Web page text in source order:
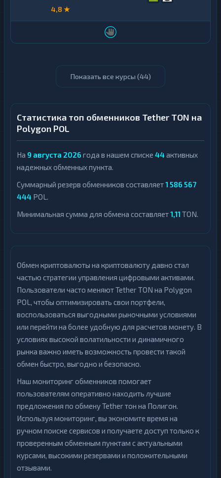
4,8 ★
Показать все курсы (44)
Статистика топ обменников Tether TON на
Polygon POL
На 9 августа 2026 года в нашем списке 44активных
надежных обменных пункта.
Суммарный резерв обменников составляет1 586 567
444 POL.
Минимальная сумма для обмена составляет1,11 TON.
Обмен криптовалюты на криптовалюту давно стал
частью стратегии управления цифровыми активами.
Пользователи часто меняют Tether TON на Polygon
POL, чтобы оптимизировать свои портфели,
воспользоваться выгодными рыночными условиями
или перейти на более удобную для расчетов монету. В
условиях высокой волатильности и динамичного
рынка важно иметь возможность провести такой
обмен быстро, выгодно и безопасно.
Наш мониторинг обменников помогает
пользователям оперативно находить лучшие
предложения по обмену Tether тон на Полигон.
Используя мониторинг, вы экономите время на
ручном поиске сервисов и получаете доступ только к
проверенным обменным пунктам с актуальными
курсами, высокими резервами и положительными
отзывами.